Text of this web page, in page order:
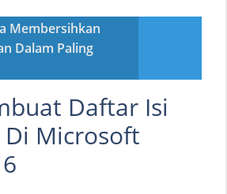
Membersihkan
Dalam Paling
Daftar Isi
Microsoft